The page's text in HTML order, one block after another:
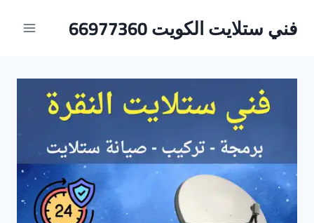
المحتوى
فني ستلايت الكويت 66977360